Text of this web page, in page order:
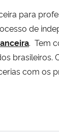
para
de
. Tem
brasileiros.
com os